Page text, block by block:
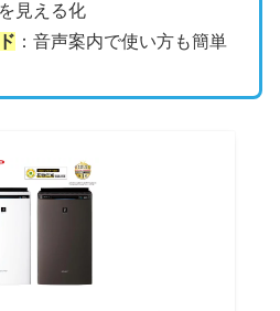
見える化
：音声案内で使い方も簡単